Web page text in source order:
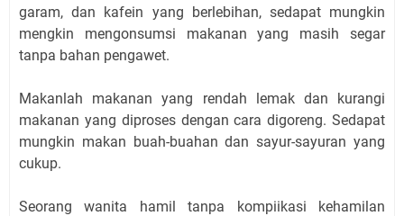
garam, dan kafein yang berlebihan, sedapat mungkin
mengkin mengonsumsi makanan yang masih segar
tanpa bahan pengawet.
Makanlah makanan yang rendah lemak dan kurangi
makanan yang diproses dengan cara digoreng. Sedapat
mungkin makan buah-buahan dan sayur-sayuran yang
cukup.
Seorang wanita hamil tanpa kompiikasi kehamilan